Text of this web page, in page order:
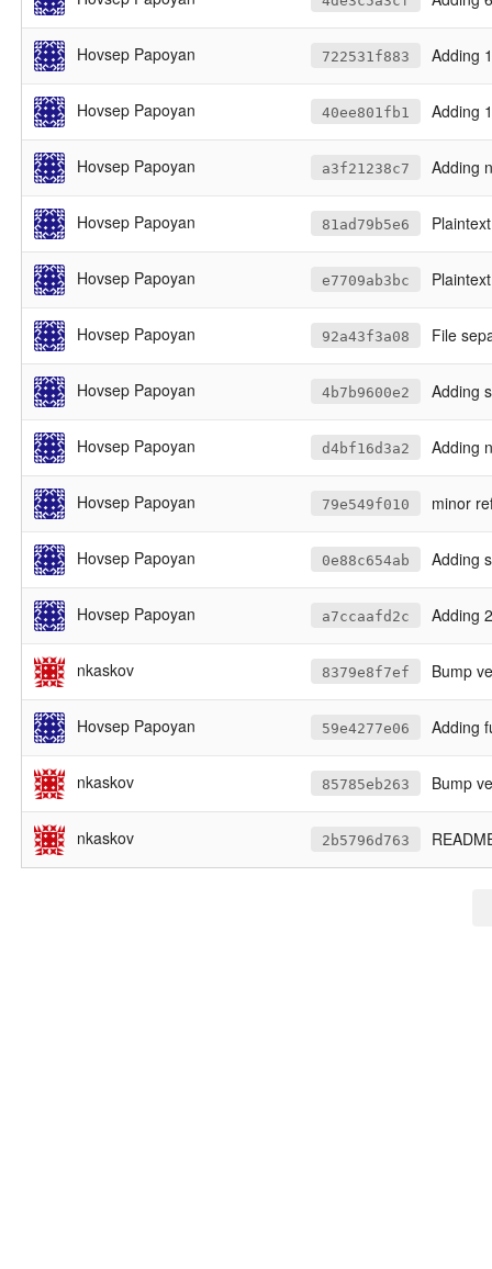
Hovsep Papoyan 722531f883 Adding
Hovsep Papoyan 40ee801fb1 Adding
Hovsep Papoyan a3f21238c7 Adding
Hovsep Papoyan 81ad79b5e6
Hovsep Papoyan e7709ab3bc
Hovsep Papoyan 92a43f3a08 File
Hovsep Papoyan 4b7b9600e2 Adding
Hovsep Papoyan d4bf16d3a2 Adding
Hovsep Papoyan 79e549f010 minor
Hovsep Papoyan 0e88c654ab Adding
Hovsep Papoyan a7ccaafd2c Adding
nkaskov 8379e8f7ef Bump
Hovsep Papoyan 59e4277e06 Adding
nkaskov 85785eb263 Bump
nkaskov 2b5796d763